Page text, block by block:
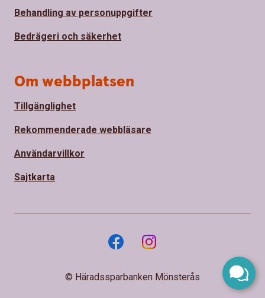
Behandling av personuppgifter
Bedrägeri och säkerhet
Om webbplatsen
Tillgänglighet
Rekommenderade webbläsare
Användarvillkor
Sajtkarta
© Häradssparbanken Mönsterås